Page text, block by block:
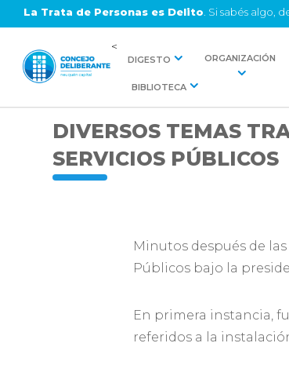
La Trata de Personas es Delito . Si sabés algo,
<
DIGESTO ORGANIZACIÓN
BIBLIOTECA
DIVERSOS TEMAS
SERVICIOS PÚBLICOS
Minutos después de
Públicos bajo la
En primera instancia,
referidos a la